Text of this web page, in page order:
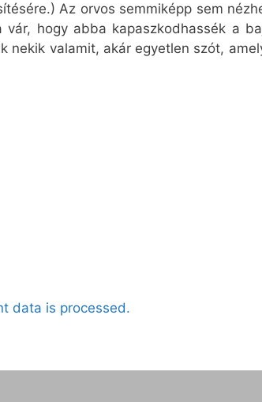
Az orvos semmiképp sem
hogy abba kapaszkodhassék a
nekik valamit, akár egyetlen szót,
data is processed.